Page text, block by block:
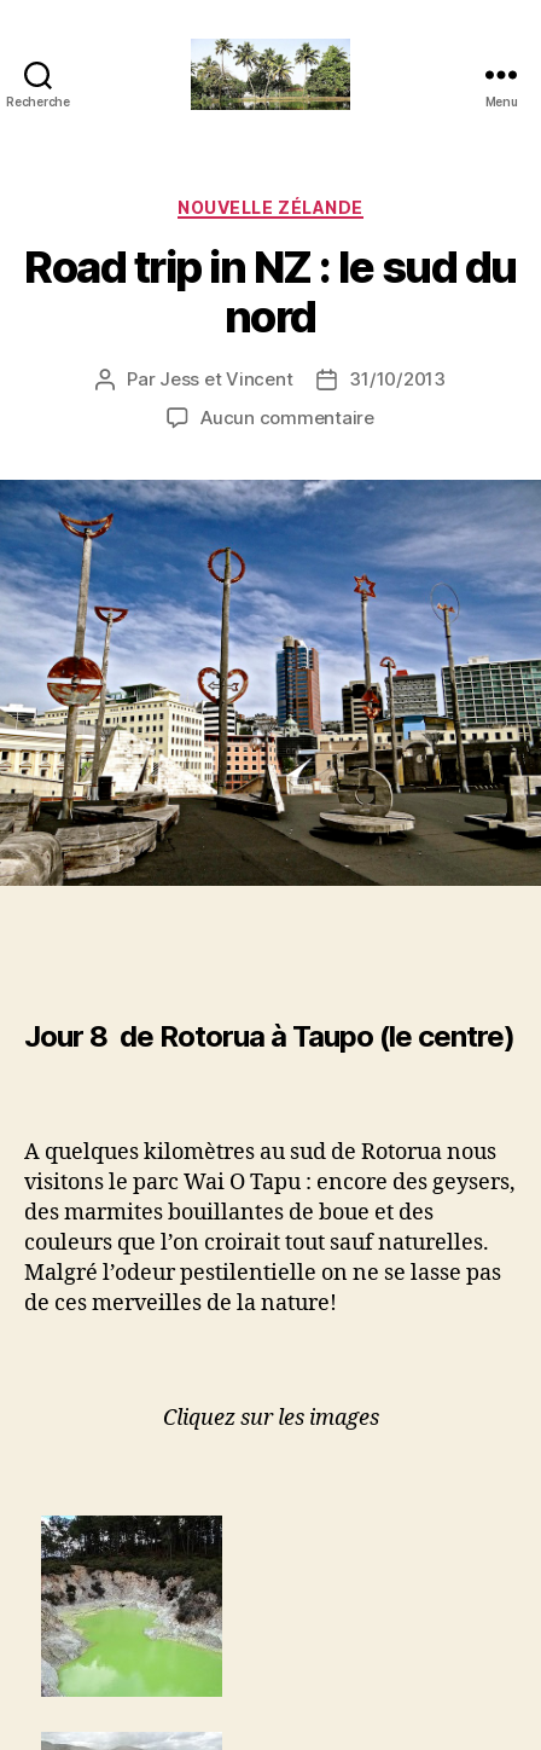
Recherche Menu
Catégories
NOUVELLE ZÉLANDE
Road trip in NZ : le sud du
nord
Auteur
Par Jess et Vincent
Date
de
31/10/2013
Aucun commentairesur
in
NZ
:
le
sud
du
nord
Jour 8 de Rotorua à Taupo (le centre)
A quelques kilomètres au sud de Rotorua nous
visitons le parc Wai O Tapu : encore des geysers,
des marmites bouillantes de boue et des
couleurs que l’on croirait tout sauf naturelles.
Malgré l’odeur pestilentielle on ne se lasse pas
de ces merveilles de la nature!
Cliquez sur les images